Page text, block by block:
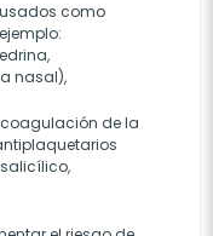
como
nasal),
de la